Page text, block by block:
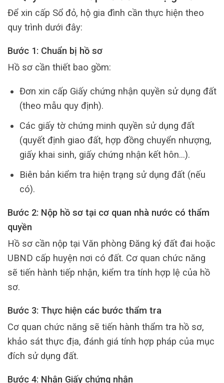
Để xin cấp Sổ đỏ, hộ gia đình cần thực hiện theo
quy trình dưới đây:
Bước 1: Chuẩn bị hồ sơ
Hồ sơ cần thiết bao gồm:
Đơn xin cấp Giấy chứng nhận quyền sử dụng đất
(theo mẫu quy định).
Các giấy tờ chứng minh quyền sử dụng đất
(quyết định giao đất, hợp đồng chuyển nhượng,
giấy khai sinh, giấy chứng nhận kết hôn…).
Biên bản kiểm tra hiện trạng sử dụng đất (nếu
có).
Bước 2: Nộp hồ sơ tại cơ quan nhà nước có thẩm
quyền
Hồ sơ cần nộp tại Văn phòng Đăng ký đất đai hoặc
UBND cấp huyện nơi có đất. Cơ quan chức năng
sẽ tiến hành tiếp nhận, kiểm tra tính hợp lệ của hồ
sơ.
Bước 3: Thực hiện các bước thẩm tra
Cơ quan chức năng sẽ tiến hành thẩm tra hồ sơ,
khảo sát thực địa, đánh giá tính hợp pháp của mục
đích sử dụng đất.
Bước 4: Nhận Giấy chứng nhận